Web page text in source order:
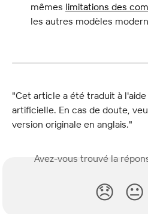
mêmes limitations des
les autres modèles
"Cet article a été traduit à
artificielle. En cas de doute,
version originale en anglais."
Avez-vous trouvé la
😞 😐